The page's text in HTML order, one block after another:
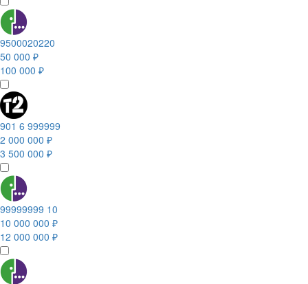
9500020220
50 000 ₽
100 000 ₽
901 6 999999
2 000 000 ₽
3 500 000 ₽
99999999 10
10 000 000 ₽
12 000 000 ₽